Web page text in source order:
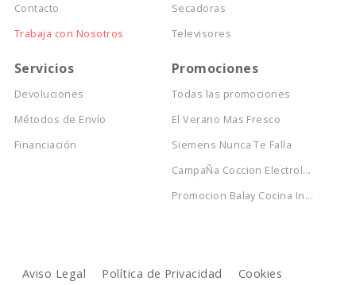
Contacto
Trabaja con Nosotros
Secadoras
Televisores
Servicios
Devoluciones
Métodos de Envío
Financiación
Promociones
Todas las promociones
El Verano Mas Fresco
Siemens Nunca Te Falla
CampaÑa Coccion Electrol...
Promocion Balay Cocina In...
Aviso Legal Política de Privacidad Cookies